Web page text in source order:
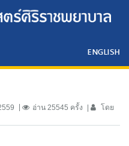
ENGLISH
อ่าน 25545 ครั้ง โดย